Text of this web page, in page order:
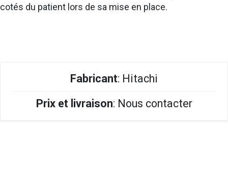
cotés du patient lors de sa mise en place.
Fabricant: Hitachi
Prix et livraison: Nous contacter